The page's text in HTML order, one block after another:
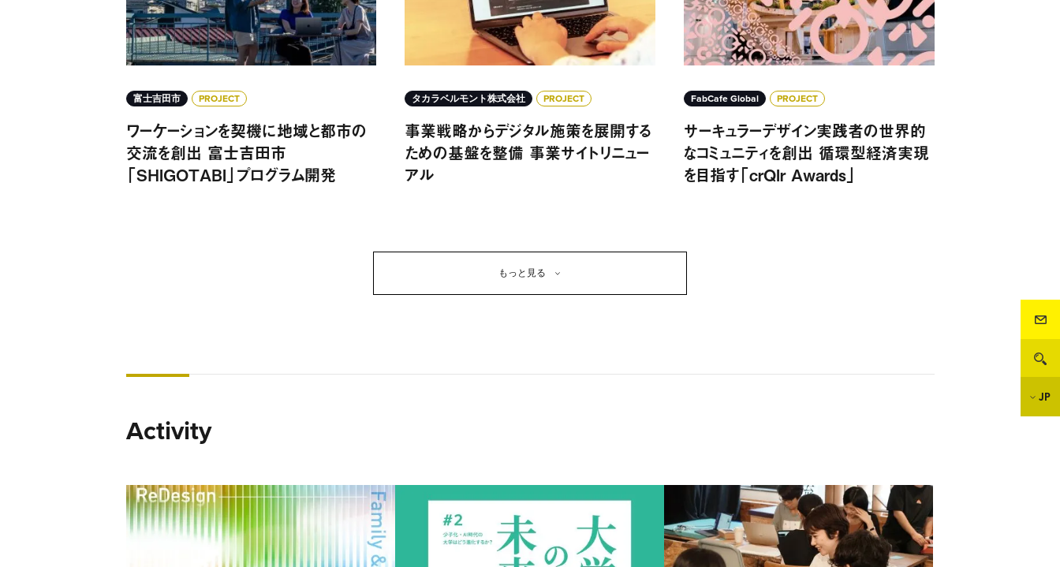
JP
富士吉田市 PROJECT
ワーケーションを契機に地域と都市の
交流を創出 富士吉田市
「SHIGOTABI」プログラム開発
タカラベルモント株式会社 PROJECT
事業戦略からデジタル施策を展開する
ための基盤を整備 事業サイトリニュー
アル
FabCafe Global PROJECT
サーキュラーデザイン実践者の世界的
なコミュニティを創出 循環型経済実現
を目指す「crQlr Awards」
もっと見る
Activity